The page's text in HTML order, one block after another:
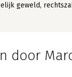
geweld,
door